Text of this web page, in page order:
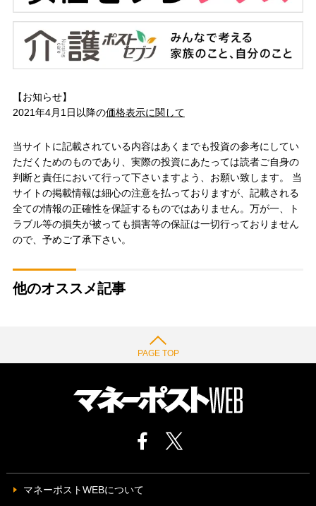
【お知らせ】
2021年4月1日以降の価格表示に関して
当サイトに記載されている内容はあくまでも投資の参考にしてい
ただくためのものであり、実際の投資にあたっては読者ご自身の
判断と責任において行って下さいますよう、お願い致します。 当
サイトの掲載情報は細心の注意を払っておりますが、記載される
全ての情報の正確性を保証するものではありません。万が一、ト
ラブル等の損失が被っても損害等の保証は一切行っておりません
ので、予めご了承下さい。
他のオススメ記事
PAGE TOP
マネーポストWEBについて